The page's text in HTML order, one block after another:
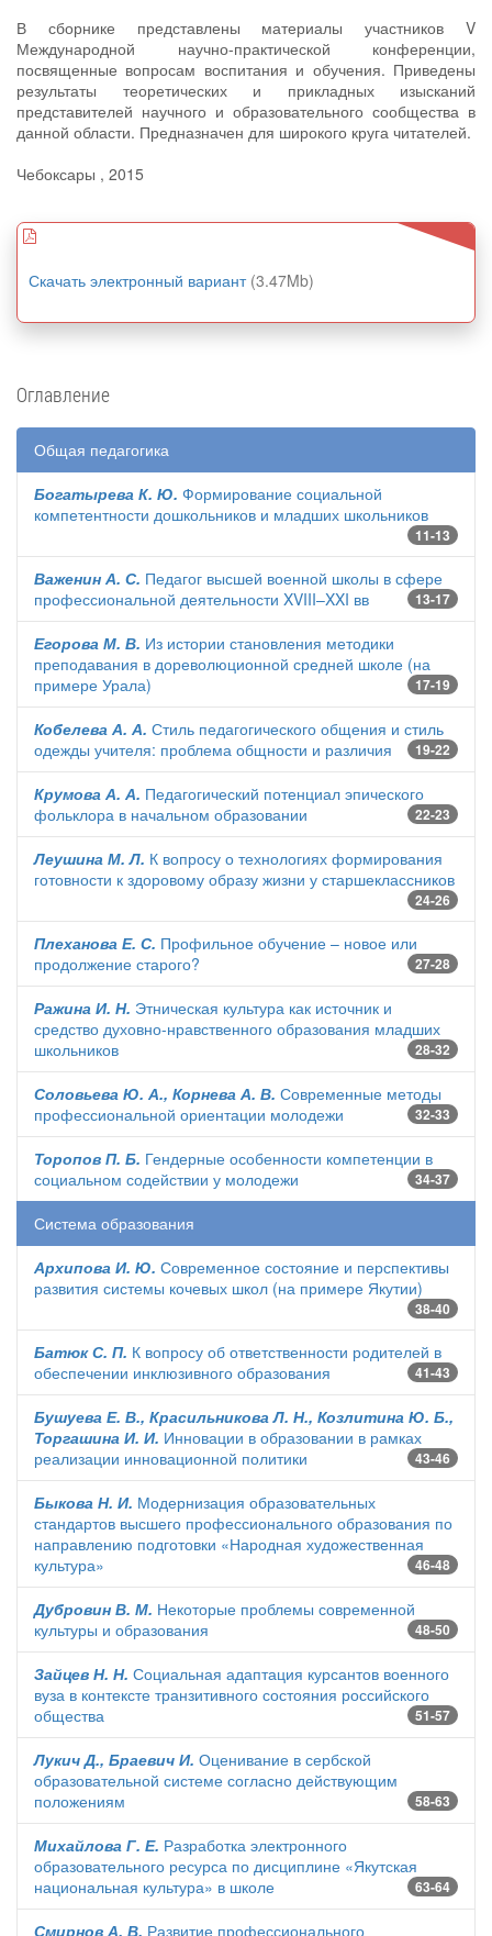
В сборнике представлены материалы участников V
Международной научно-практической конференции,
посвященные вопросам воспитания и обучения. Приведены
результаты теоретических и прикладных изысканий
представителей научного и образовательного сообщества в
данной области. Предназначен для широкого круга читателей.
Чебоксары , 2015
Скачать электронный вариант (3.47Mb)
Оглавление
Общая педагогика
Богатырева К. Ю. Формирование социальной
компетентности дошкольников и младших школьников
11-13
Важенин А. С. Педагог высшей военной школы в сфере
профессиональной деятельности XVIII–XXI вв
13-17
Егорова М. В. Из истории становления методики
преподавания в дореволюционной средней школе (на
примере Урала)
17-19
Кобелева А. А. Стиль педагогического общения и стиль
одежды учителя: проблема общности и различия
19-22
Крумова А. А. Педагогический потенциал эпического
фольклора в начальном образовании
22-23
Леушина М. Л. К вопросу о технологиях формирования
готовности к здоровому образу жизни у старшеклассников
24-26
Плеханова Е. С. Профильное обучение – новое или
продолжение старого?
27-28
Ражина И. Н. Этническая культура как источник и
средство духовно-нравственного образования младших
школьников
28-32
Соловьева Ю. А., Корнева А. В. Современные методы
профессиональной ориентации молодежи
32-33
Торопов П. Б. Гендерные особенности компетенции в
социальном содействии у молодежи
34-37
Система образования
Архипова И. Ю. Современное состояние и перспективы
развития системы кочевых школ (на примере Якутии)
38-40
Батюк С. П. К вопросу об ответственности родителей в
обеспечении инклюзивного образования
41-43
Бушуева Е. В., Красильникова Л. Н., Козлитина Ю. Б.,
Торгашина И. И. Инновации в образовании в рамках
реализации инновационной политики
43-46
Быкова Н. И. Модернизация образовательных
стандартов высшего профессионального образования по
направлению подготовки «Народная художественная
культура»
46-48
Дубровин В. М. Некоторые проблемы современной
культуры и образования
48-50
Зайцев Н. Н. Социальная адаптация курсантов военного
вуза в контексте транзитивного состояния российского
общества
51-57
Лукич Д., Браевич И. Оценивание в сербской
образовательной системе согласно действующим
положениям
58-63
Михайлова Г. Е. Разработка электронного
образовательного ресурса по дисциплине «Якутская
национальная культура» в школе
63-64
Смирнов А. В. Развитие профессионального